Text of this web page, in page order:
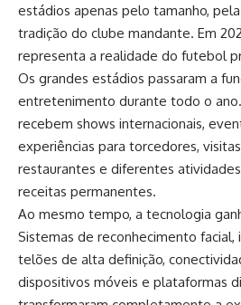
estádios apenas pelo tamanho,
tradição do clube mandante. Em
representa a realidade do futebol
Os grandes estádios passaram a
entretenimento durante todo o
recebem shows internacionais,
experiências para torcedores,
restaurantes e diferentes
receitas permanentes.
Ao mesmo tempo, a tecnologia
Sistemas de reconhecimento facial,
telões de alta definição,
dispositivos móveis e plataformas